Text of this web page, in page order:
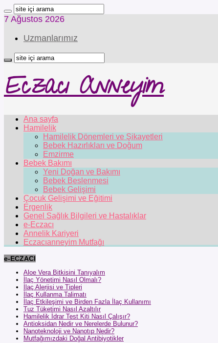
7 Ağustos 2026
Uzmanlarımız
Eczacı Anneyim
Ana sayfa
Hamilelik
Hamilelik Dönemleri ve Şikayetleri
Bebek Hazırlıkları ve Doğum
Emzirme
Bebek Bakımı
Yeni Doğan ve Bakımı
Bebek Beslenmesi
Bebek Gelişimi
Çocuk Gelişimi ve Eğitimi
Ergenlik
Genel Sağlık Bilgileri ve Hastalıklar
e-Eczacı
Annelik Kariyeri
Eczacıanneyim Mutfağı
e-ECZACI
Aloe Vera Bitkisini Tanıyalım
İlaç Yönetimi Nasıl Olmalı?
İlaç Alerjisi ve Tipleri
İlaç Kullanma Talimatı
İlaç Etkileşimi ve Birden Fazla İlaç Kullanımı
Tuz Tüketimi Nasıl Azaltılır
Hamilelik İdrar Test Kiti Nasıl Çalışır?
Antioksidan Nedir ve Nerelerde Bulunur?
Nanoteknoloji ve Nanotıp Nedir?
Mutfağımızdaki Doğal Antibiyotikler